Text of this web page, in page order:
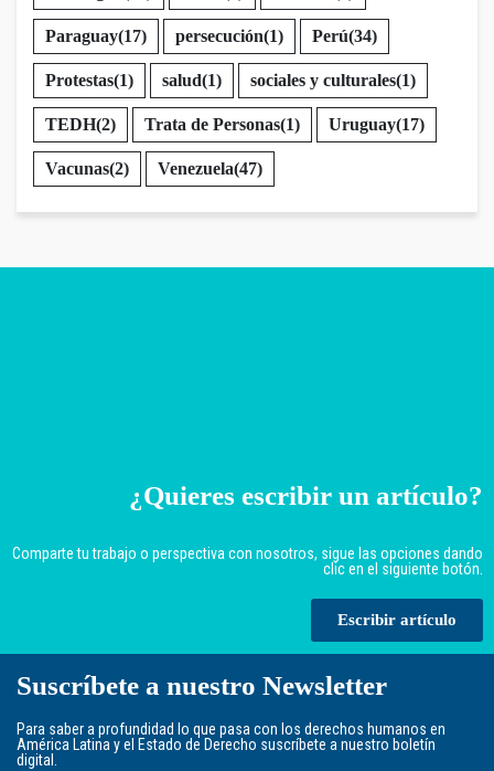
Paraguay(17) persecución(1) Perú(34)
Protestas(1) salud(1) sociales y culturales(1)
TEDH(2) Trata de Personas(1) Uruguay(17)
Vacunas(2) Venezuela(47)
¿Quieres escribir un artículo?
Comparte tu trabajo o perspectiva con nosotros, sigue las opciones dando
clic en el siguiente botón.
Escribir artículo
Suscríbete a nuestro Newsletter
Para saber a profundidad lo que pasa con los derechos humanos en
América Latina y el Estado de Derecho suscríbete a nuestro boletín
digital.